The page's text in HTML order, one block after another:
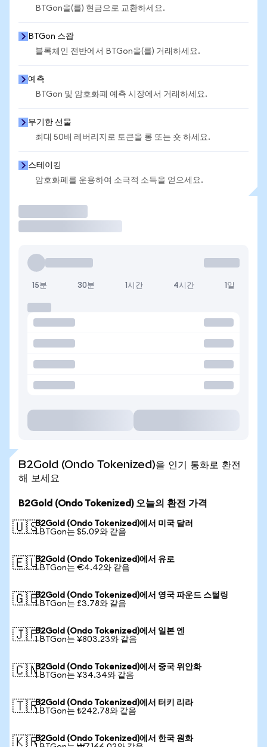
BTGon을(를) 현금으로 교환하세요.
BTGon 스왑
블록체인 전반에서 BTGon을(를) 거래하세요.
예측
BTGon 및 암호화폐 예측 시장에서 거래하세요.
무기한 선물
최대 50배 레버리지로 토큰을 롱 또는 숏 하세요.
스테이킹
암호화폐를 운용하여 소극적 소득을 얻으세요.
15분 30분 1시간 4시간 1일
B2Gold (Ondo Tokenized)을 인기 통화로 환전
해 보세요
B2Gold (Ondo Tokenized) 오늘의 환전 가격
🇺🇸B2Gold (Ondo Tokenized)에서 미국 달러
1 BTGon는 $5.09와 같음
🇪🇺B2Gold (Ondo Tokenized)에서 유로
1 BTGon는 €4.42와 같음
🇬🇧B2Gold (Ondo Tokenized)에서 영국 파운드 스털링
1 BTGon는 £3.78와 같음
🇯🇵B2Gold (Ondo Tokenized)에서 일본 엔
1 BTGon는 ¥803.23와 같음
🇨🇳B2Gold (Ondo Tokenized)에서 중국 위안화
1 BTGon는 ¥34.34와 같음
🇹🇷B2Gold (Ondo Tokenized)에서 터키 리라
1 BTGon는 ₺242.78와 같음
🇰🇷B2Gold (Ondo Tokenized)에서 한국 원화